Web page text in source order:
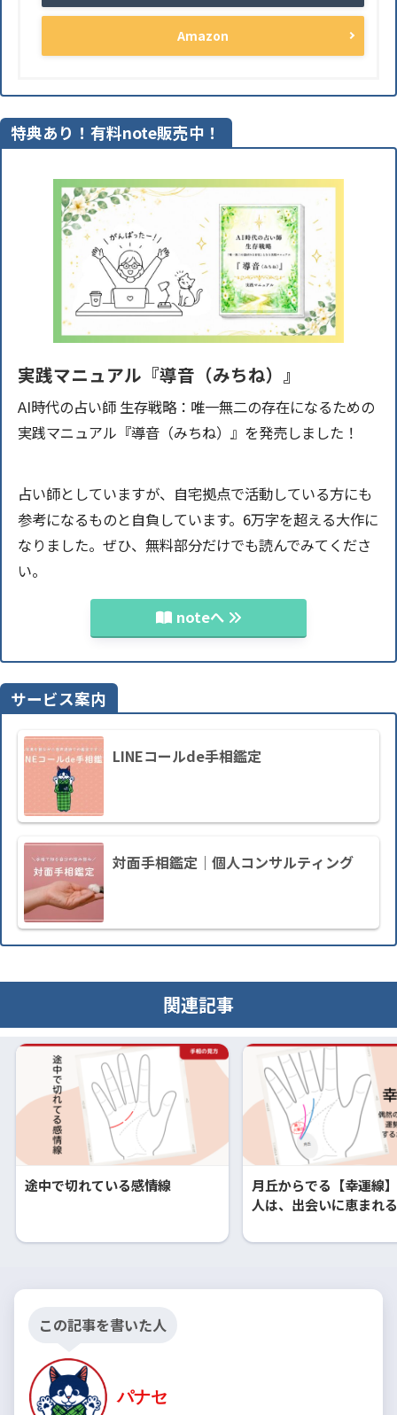
Amazon
特典あり！有料note販売中！
実践マニュアル『導音（みちね）』
AI時代の占い師 生存戦略：唯一無二の存在になるための
実践マニュアル『導音（みちね）』を発売しました！
占い師としていますが、自宅拠点で活動している方にも
参考になるものと自負しています。6万字を超える大作に
なりました。ぜひ、無料部分だけでも読んでみてくださ
い。
noteへ
サービス案内
LINEコールde手相鑑定
対面手相鑑定｜個人コンサルティング
関連記事
途中で切れている感情線
月丘からでる【幸運線
人は、出会いに恵まれ
この記事を書いた人
パナセ